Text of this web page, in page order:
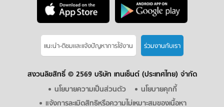
แนะนำ-ติชมเเละแจ้งปัญหาการใช้งาน ร่วมงานกับเรา
สงวนลิขสิทธิ์ © 2569 บริษัท เทนเซ็นต์ (ประเทศไทย) จำกัด
นโยบายความเป็นส่วนตัว
นโยบายคุกกี้
แจ้งการละเมิดสิทธิหรือความไม่เหมาะสมของเนื้อหา